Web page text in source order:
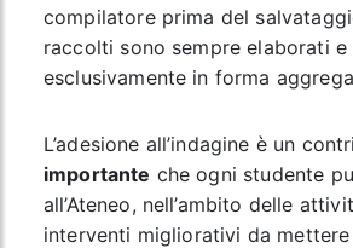
compilatore prima del
raccolti sono sempre elaborati
esclusivamente in forma
L’adesione all’indagine è un
importante che ogni studente
all’Ateneo, nell’ambito delle
interventi migliorativi da